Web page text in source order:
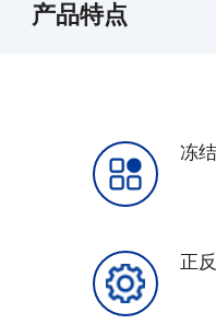
产品特点
冻
正